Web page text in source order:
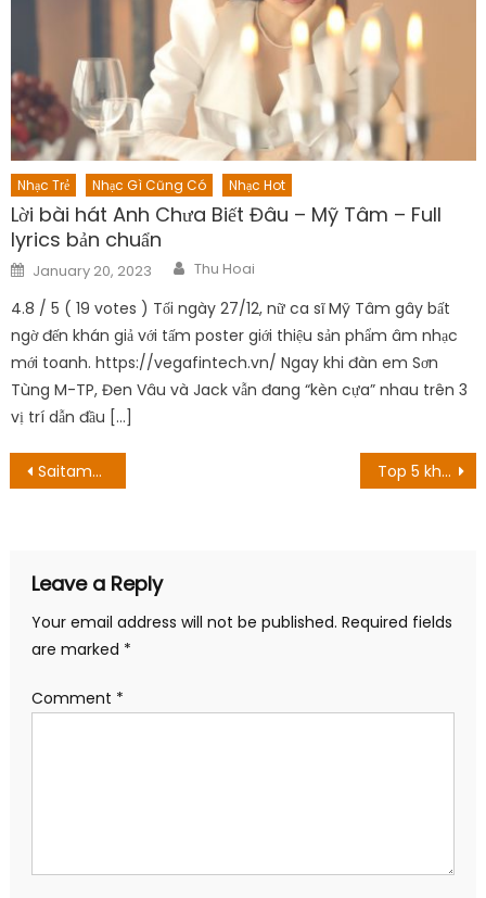
Nhạc Gì Cũng Có Nhạc Hot
Lời bài hát Anh Chưa Biết Đâu – Mỹ Tâm – Full
lyrics bản chuẩn
Posted
on
January 20, 2023 Author
Thu Hoai
4.8 / 5 ( 19 votes ) Tối ngày 27/12, nữ ca sĩ Mỹ Tâm gây bất
ngờ đến khán giả với tấm poster giới thiệu sản phẩm âm nhạc
mới toanh. https://vegafintech.vn/ Ngay khi đàn em Sơn
Tùng M-TP, Đen Vâu và Jack vẫn đang “kèn cựa” nhau trên 3
vị trí dẫn đầu […]
Post
navigation
Saitama Vs. Goku: Ai sẽ giành thắng lợi sau khi Saitama tăng sức mạnh? Top 5 khắc ấn tượng hút hồn được người hâm mộ trong Boruto
Leave a Reply
Your email address will not be published.
Required fields
are marked